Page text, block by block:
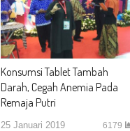
Konsumsi Tablet Tambah
Darah, Cegah Anemia Pada
Remaja Putri
25 Januari 2019 6179